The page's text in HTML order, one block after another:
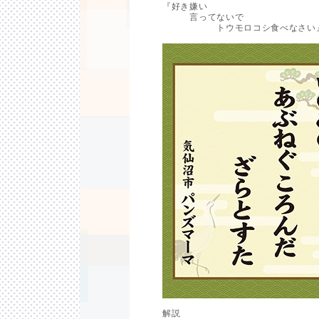
『好き嫌い
言ってないで
トウモロコシ食べなさい
解説